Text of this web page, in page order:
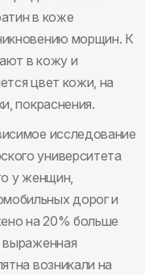
в коже
морщин. К
в кожу и
цвет кожи, на
покраснения.
исследование
университета
у женщин,
дорог и
на 20% больше
выраженная
возникали на